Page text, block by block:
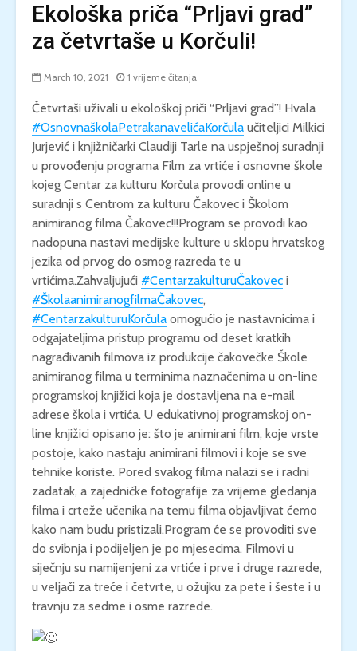
Ekološka priča “Prljavi grad”
za četvrtaše u Korčuli!
March 10, 2021 1 vrijeme čitanja
Četvrtaši uživali u ekološkoj priči “Prljavi grad”! Hvala
#OsnovnaškolaPetrakanavelićaKorčula učiteljici Milkici
Jurjević i knjižničarki Claudiji Tarle na uspješnoj suradnji
u provođenju programa Film za vrtiće i osnovne škole
kojeg Centar za kulturu Korčula provodi online u
suradnji s Centrom za kulturu Čakovec i Školom
animiranog filma Čakovec!!!Program se provodi kao
nadopuna nastavi medijske kulture u sklopu hrvatskog
jezika od prvog do osmog razreda te u
vrtićima.Zahvaljujući #CentarzakulturuČakovec i
#ŠkolaanimiranogfilmaČakovec,
#CentarzakulturuKorčula omogućio je nastavnicima i
odgajateljima pristup programu od deset kratkih
nagrađivanih filmova iz produkcije čakovečke Škole
animiranog filma u terminima naznačenima u on-line
programskoj knjižici koja je dostavljena na e-mail
adrese škola i vrtića. U edukativnoj programskoj on-
line knjižici opisano je: što je animirani film, koje vrste
postoje, kako nastaju animirani filmovi i koje se sve
tehnike koriste. Pored svakog filma nalazi se i radni
zadatak, a zajedničke fotografije za vrijeme gledanja
filma i crteže učenika na temu filma objavljivat ćemo
kako nam budu pristizali.Program će se provoditi sve
do svibnja i podijeljen je po mjesecima. Filmovi u
siječnju su namijenjeni za vrtiće i prve i druge razrede,
u veljači za treće i četvrte, u ožujku za pete i šeste i u
travnju za sedme i osme razrede.